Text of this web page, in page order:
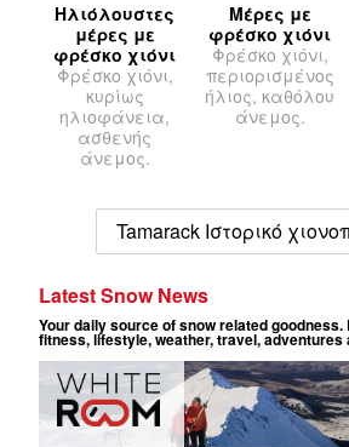
Ηλιόλουστες
μέρες με
φρέσκο χιόνι
Φρέσκο χιόνι,
κυρίως
ηλιοφάνεια,
ασθενής
άνεμος.
Μέρες με
φρέσκο χιόνι
Φρέσκο χιόνι,
περιορισμένος
ήλιος, καθόλου
άνεμος.
Tamarack Ιστορικό